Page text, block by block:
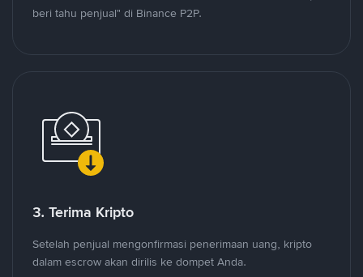
beri tahu penjual" di Binance P2P.
3. Terima Kripto
Setelah penjual mengonfirmasi penerimaan uang, kripto
dalam escrow akan dirilis ke dompet Anda.